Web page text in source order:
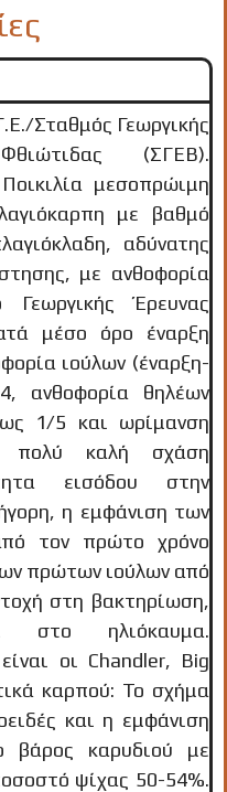
(ΣΓΕΒ).
μεσοπρώιμη
με βαθμό
αδύνατης
με ανθοφορία
Έρευνας
μέσο όρο έναρξη
ιούλων (έναρξη-
ανθοφορία θηλέων
1/5 και ωρίμανση
καλή σχάση
εισόδου στην
η εμφάνιση των
τον πρώτο χρόνο
πρώτων ιούλων από
στη βακτηρίωση,
στο ηλιόκαυμα.
οι Chandler, Big
καρπού: Το σχήμα
και η εμφάνιση
βάρος καρυδιού με
ψίχας 50-54%.